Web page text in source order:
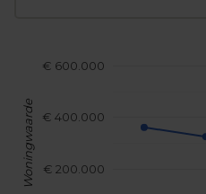
€ 200.000
€ 400.000
€ 600.000
Woningwaarde